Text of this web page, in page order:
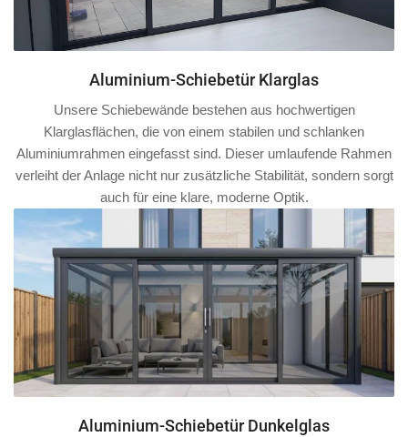
Aluminium-Schiebetür Klarglas
Unsere Schiebewände bestehen aus hochwertigen
Klarglasflächen, die von einem stabilen und schlanken
Aluminiumrahmen eingefasst sind. Dieser umlaufende Rahmen
verleiht der Anlage nicht nur zusätzliche Stabilität, sondern sorgt
auch für eine klare, moderne Optik.
Aluminium-Schiebetür Dunkelglas